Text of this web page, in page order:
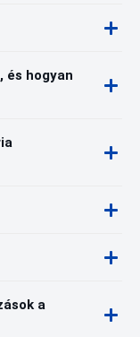
és hogyan
a